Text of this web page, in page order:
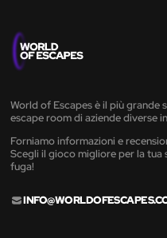
World of Escapes è il più
escape room di aziende diverse
Forniamo informazioni e
Scegli il gioco migliore per la
fuga!